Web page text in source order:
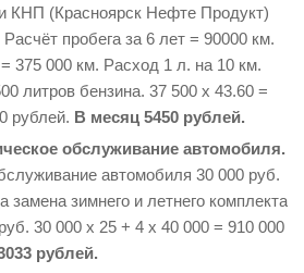
КНП (Красноярск Нефте Продукт)
пробега за 6 лет = 90000 км.
375 000 км. Расход 1 л. на 10 км.
литров бензина. 37 500 х 43.60 =
рублей. В месяц 5450 рублей.
обслуживание автомобиля.
автомобиля 30 000 руб.
замена зимнего и летнего комплекта
30 000 х 25 + 4 х 40 000 = 910 000
рублей.